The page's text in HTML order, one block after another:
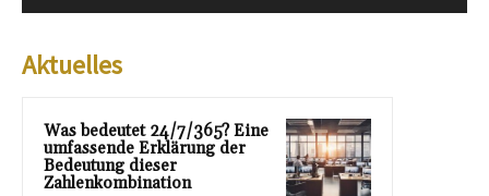
Aktuelles
Was bedeutet 24/7/365? Eine
umfassende Erklärung der
Bedeutung dieser
Zahlenkombination